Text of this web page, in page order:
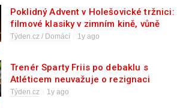
Poklidný Advent v Holešovické tržnici:
filmové klasiky v zimním kině, vůně
punče i nákupy originálních maličkostí
Týden.cz / Domácí 1y ago
Trenér Sparty Friis po debaklu s
Atléticem neuvažuje o rezignaci
Týden.cz 1y ago